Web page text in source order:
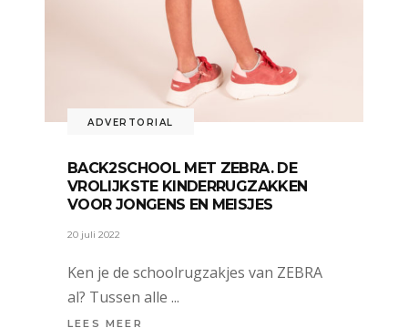
ADVERTORIAL
BACK2SCHOOL MET ZEBRA. DE
VROLIJKSTE KINDERRUGZAKKEN
VOOR JONGENS EN MEISJES
20 juli 2022
Ken je de schoolrugzakjes van ZEBRA
al? Tussen alle
LEES MEER